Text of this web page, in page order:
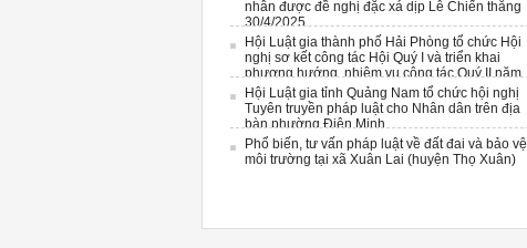
nhân được đề nghị đặc xá dịp Lễ Chiến thắng
30/4/2025
Hội Luật gia thành phố Hải Phòng tổ chức Hội
nghị sơ kết công tác Hội Quý I và triển khai
phương hướng, nhiệm vụ công tác Quý II năm
2025
Hội Luật gia tỉnh Quảng Nam tổ chức hội nghị
Tuyên truyền pháp luật cho Nhân dân trên địa
bàn phường Điện Minh.
Phổ biến, tư vấn pháp luật về đất đai và bảo vệ
môi trường tại xã Xuân Lai (huyện Thọ Xuân)